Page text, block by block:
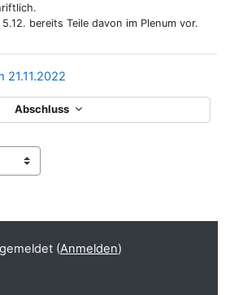
bereits Teile davon im Plenum vor.
21.11.2022
Abschluss
(Anmelden)